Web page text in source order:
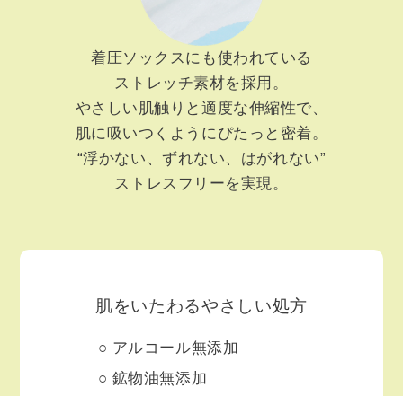
着圧ソックスにも使われている
ストレッチ素材を採用。
やさしい肌触りと適度な伸縮性で、
肌に吸いつくようにぴたっと密着。
“浮かない、ずれない、はがれない”
ストレスフリーを実現。
肌をいたわるやさしい処方
アルコール無添加
鉱物油無添加